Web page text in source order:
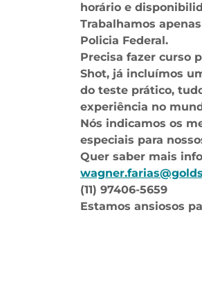
horário e
Trabalhamos
Policia Federal.
Precisa fazer curso
Shot, já incluímos
do teste prático,
experiência no
Nós indicamos os
especiais para
Quer saber mais
(11) 97406-5659
Estamos ansiosos